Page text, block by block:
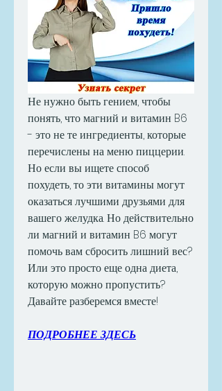
Не нужно быть гением, чтобы
понять, что магний и витамин B6
- это не те ингредиенты, которые
перечислены на меню пиццерии.
Но если вы ищете способ
похудеть, то эти витамины могут
оказаться лучшими друзьями для
вашего желудка. Но действительно
ли магний и витамин B6 могут
помочь вам сбросить лишний вес?
Или это просто еще одна диета,
которую можно пропустить?
Давайте разберемся вместе!
ПОДРОБНЕЕ ЗДЕСЬ